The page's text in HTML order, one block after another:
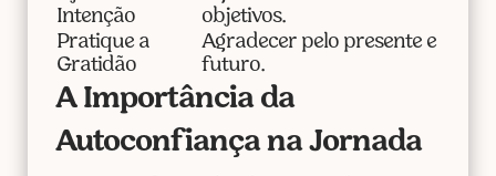
Intenção
objetivos.
Pratique a
Gratidão
Agradecer pelo presente e
futuro.
A Importância da
Autoconfiança na Jornada